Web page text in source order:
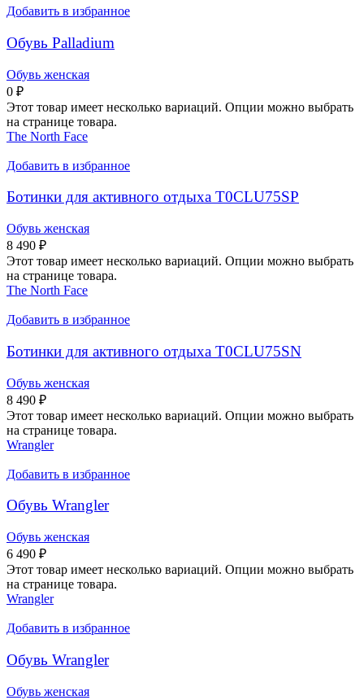
Добавить в избранное
Обувь Palladium
Обувь женская
0 ₽
Этот товар имеет несколько вариаций. Опции можно выбрать
на странице товара.
The North Face
Добавить в избранное
Ботинки для активного отдыха T0CLU75SP
Обувь женская
8 490 ₽
Этот товар имеет несколько вариаций. Опции можно выбрать
на странице товара.
The North Face
Добавить в избранное
Ботинки для активного отдыха T0CLU75SN
Обувь женская
8 490 ₽
Этот товар имеет несколько вариаций. Опции можно выбрать
на странице товара.
Wrangler
Добавить в избранное
Обувь Wrangler
Обувь женская
6 490 ₽
Этот товар имеет несколько вариаций. Опции можно выбрать
на странице товара.
Wrangler
Добавить в избранное
Обувь Wrangler
Обувь женская